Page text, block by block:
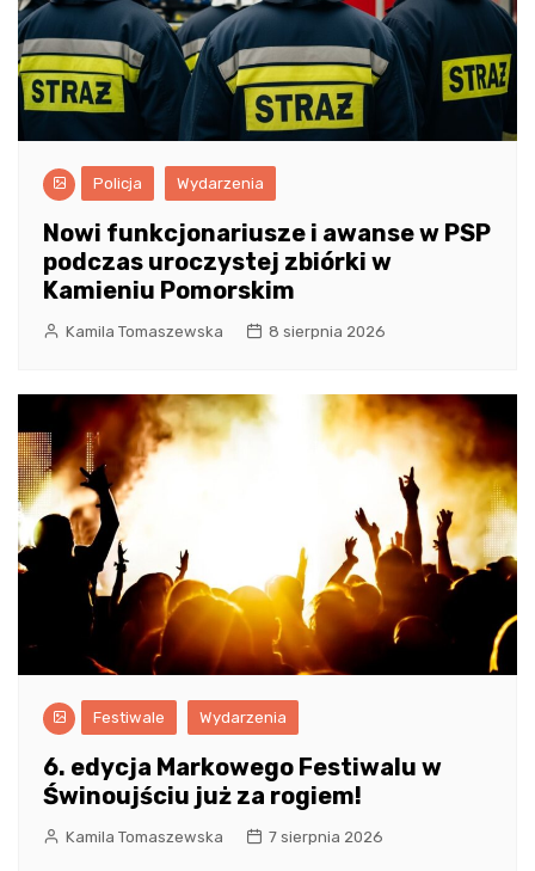
Policja Wydarzenia
Nowi funkcjonariusze i awanse w PSP
podczas uroczystej zbiórki w
Kamieniu Pomorskim
Kamila Tomaszewska 8 sierpnia 2026
Festiwale Wydarzenia
6. edycja Markowego Festiwalu w
Świnoujściu już za rogiem!
Kamila Tomaszewska 7 sierpnia 2026